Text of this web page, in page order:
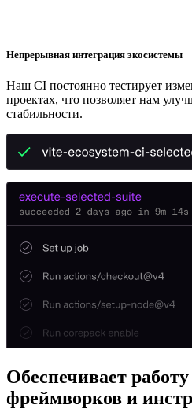
Непрерывная интеграция экосистемы
Наш CI постоянно тестирует
проектах, что позволяет нам
стабильности.
Обеспечивает
фреймворков и